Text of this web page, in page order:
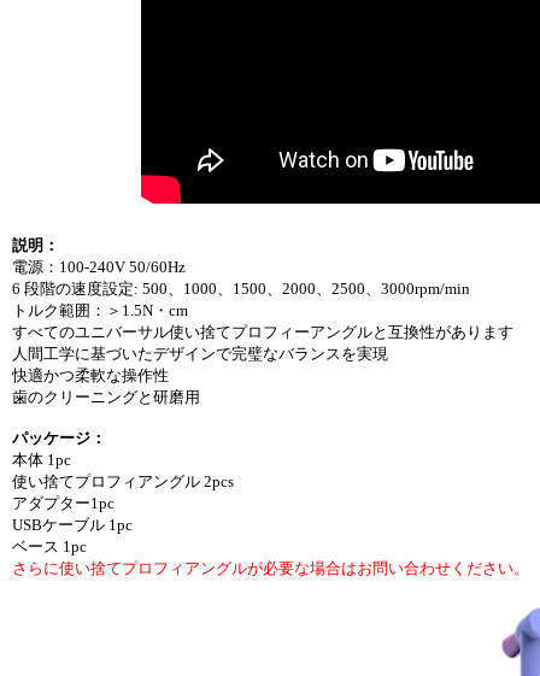
説明：
電源：100-240V 50/60Hz
6 段階の速度設定: 500、1000、1500、2000、2500、3000rpm/min
トルク範囲：＞1.5N・cm
すべてのユニバーサル使い捨てプロフィーアングルと互換性があります
人間工学に基づいたデザインで完璧なバランスを実現
快適かつ柔軟な操作性
歯のクリーニングと研磨用
パッケージ：
本体 1pc
使い捨てプロフィアングル 2pcs
アダプター1pc
USBケーブル 1pc
ベース 1pc
さらに使い捨てプロフィアングルが必要な場合はお問い合わせください。